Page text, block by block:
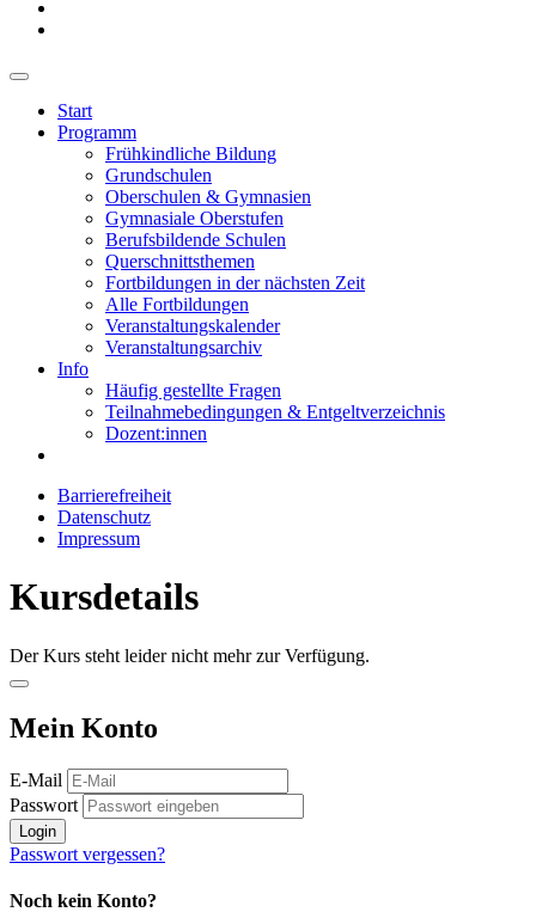
Start
Programm
Frühkindliche Bildung
Grundschulen
Oberschulen & Gymnasien
Gymnasiale Oberstufen
Berufsbildende Schulen
Querschnittsthemen
Fortbildungen in der nächsten Zeit
Alle Fortbildungen
Veranstaltungskalender
Veranstaltungsarchiv
Info
Häufig gestellte Fragen
Teilnahmebedingungen & Entgeltverzeichnis
Dozent:innen
Barrierefreiheit
Datenschutz
Impressum
Kursdetails
Der Kurs steht leider nicht mehr zur Verfügung.
Mein Konto
E-Mail
Passwort
Login
Passwort vergessen?
Noch kein Konto?